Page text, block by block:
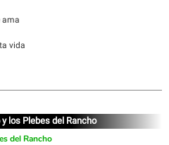
ama
vida
los Plebes del Rancho
del Rancho